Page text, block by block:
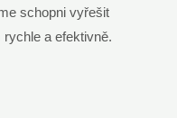
schopni vyřešit
a efektivně.